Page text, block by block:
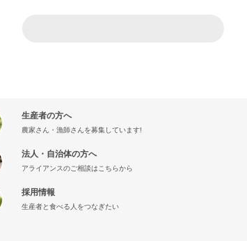
生産者の方へ
農家さん・漁師さんを募集しています!
法人・自治体の方へ
アライアンスのご相談はこちらから
採用情報
生産者と食べる人をつなぎたい